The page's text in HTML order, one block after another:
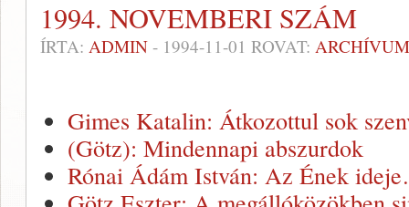
1994. NOVEMBERI SZÁM
ÍRTA: ADMIN - 1994-11-01 ROVAT: ARCHÍVUM
Gimes Katalin: Átkozottul sok
(Götz): Mindennapi abszurdok
Rónai Ádám István: Az Ének